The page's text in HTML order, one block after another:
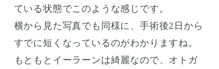
ている状態でこのような感じです。
横から見た写真でも同様に、手術後2日から
すでに短くなっているのがわかりますね。
もともとイーラーンは綺麗なので、オトガ